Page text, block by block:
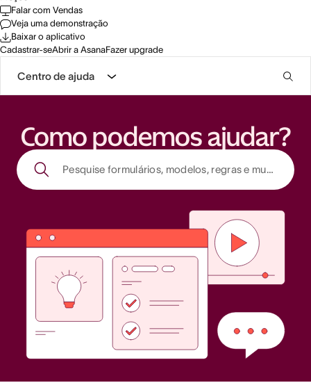
Falar com Vendas
Veja uma demonstração
Baixar o aplicativo
Cadastrar-seAbrir a AsanaFazer upgrade
Centro de ajuda
Como podemos ajudar?